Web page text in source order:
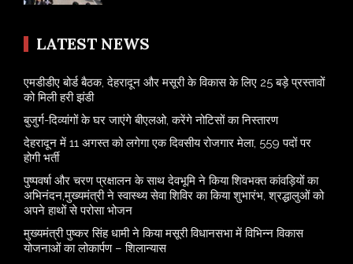
LATEST NEWS
एमडीडीए बोर्ड बैठक, देहरादून और मसूरी के विकास के लिए 25 बड़े प्रस्तावों
को मिली हरी झंडी
बुजुर्ग-दिव्यांगों के घर जाएंगे बीएलओ, करेंगे नोटिसों का निस्तारण
​देहरादून में 11 अगस्त को लगेगा एक दिवसीय रोजगार मेला, 559 पदों पर
होगी भर्ती
पुष्पवर्षा और चरण प्रक्षालन के साथ देवभूमि ने किया शिवभक्त कांवड़ियों का
अभिनंदन,मुख्यमंत्री ने स्वास्थ्य सेवा शिविर का किया शुभारंभ, श्रद्धालुओं को
अपने हाथों से परोसा भोजन
मुख्यमंत्री पुष्कर सिंह धामी ने किया मसूरी विधानसभा में विभिन्न विकास
योजनाओं का लोकार्पण – शिलान्यास